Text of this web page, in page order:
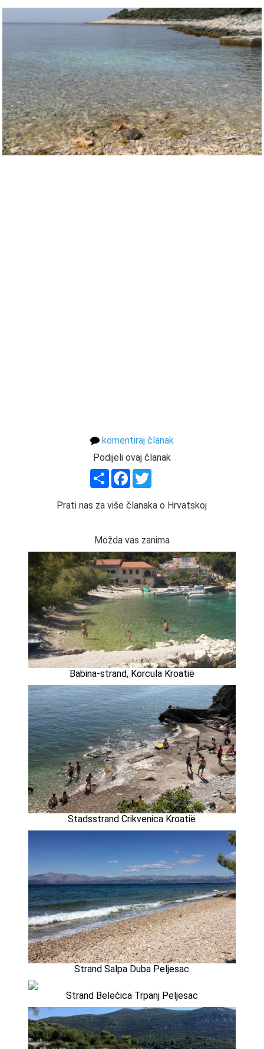
komentiraj članak
Podijeli ovaj članak
ShareFacebook
Prati nas za više članaka o Hrvatskoj
Možda vas zanima
Babina-strand, Korcula Kroatië
Stadsstrand Crikvenica Kroatië
Strand Salpa Duba Peljesac
Strand Belečica Trpanj Peljesac